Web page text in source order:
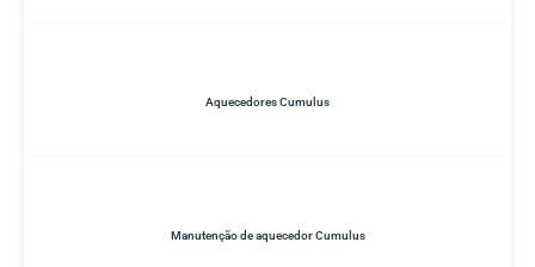
Aquecedores Cumulus
Manutenção de aquecedor Cumulus